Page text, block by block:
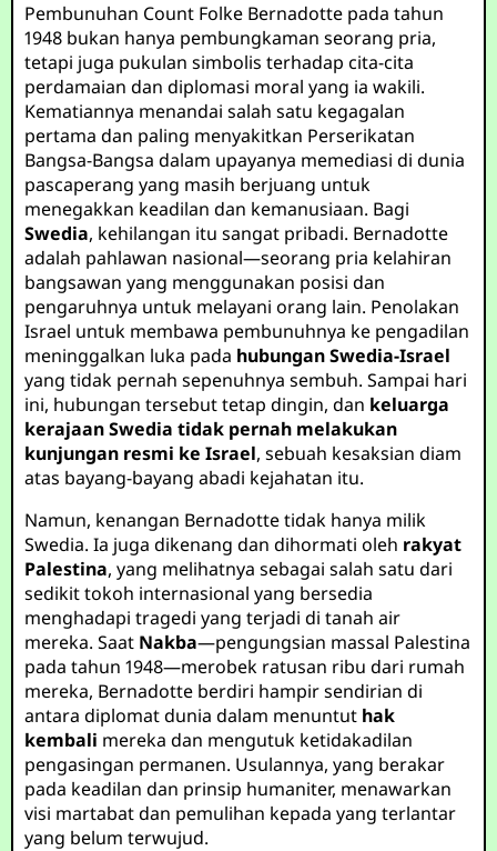
Pembunuhan Count Folke Bernadotte pada tahun
1948 bukan hanya pembungkaman seorang pria,
tetapi juga pukulan simbolis terhadap cita-cita
perdamaian dan diplomasi moral yang ia wakili.
Kematiannya menandai salah satu kegagalan
pertama dan paling menyakitkan Perserikatan
Bangsa-Bangsa dalam upayanya memediasi di dunia
pascaperang yang masih berjuang untuk
menegakkan keadilan dan kemanusiaan. Bagi
Swedia, kehilangan itu sangat pribadi. Bernadotte
adalah pahlawan nasional—seorang pria kelahiran
bangsawan yang menggunakan posisi dan
pengaruhnya untuk melayani orang lain. Penolakan
Israel untuk membawa pembunuhnya ke pengadilan
meninggalkan luka pada hubungan Swedia-Israel
yang tidak pernah sepenuhnya sembuh. Sampai hari
ini, hubungan tersebut tetap dingin, dan keluarga
kerajaan Swedia tidak pernah melakukan
kunjungan resmi ke Israel, sebuah kesaksian diam
atas bayang-bayang abadi kejahatan itu.
Namun, kenangan Bernadotte tidak hanya milik
Swedia. Ia juga dikenang dan dihormati oleh rakyat
Palestina, yang melihatnya sebagai salah satu dari
sedikit tokoh internasional yang bersedia
menghadapi tragedi yang terjadi di tanah air
mereka. Saat Nakba—pengungsian massal Palestina
pada tahun 1948—merobek ratusan ribu dari rumah
mereka, Bernadotte berdiri hampir sendirian di
antara diplomat dunia dalam menuntut hak
kembali mereka dan mengutuk ketidakadilan
pengasingan permanen. Usulannya, yang berakar
pada keadilan dan prinsip humaniter, menawarkan
visi martabat dan pemulihan kepada yang terlantar
yang belum terwujud.